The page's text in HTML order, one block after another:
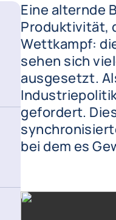
Eine alternde
Produktivität,
Wettkampf:
sehen sich
ausgesetzt.
gefordert.
bei dem es